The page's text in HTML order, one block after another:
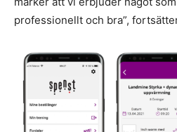
professionellt och bra”,